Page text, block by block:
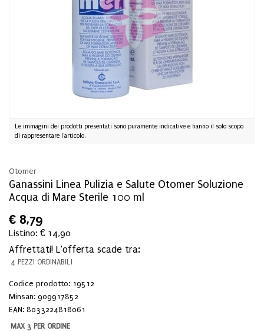
Le immagini dei prodotti presentati sono puramente indicative e hanno il solo scopo
di rappresentare l'articolo.
Otomer
Ganassini Linea Pulizia e Salute Otomer Soluzione
Acqua di Mare Sterile 100 ml
€ 8,79
Listino: € 14,90
Affrettati! L'offerta scade tra:
4 PEZZI ORDINABILI
Codice prodotto: 19512
Minsan: 909917852
EAN: 8033224818061
MAX 3 PER ORDINE